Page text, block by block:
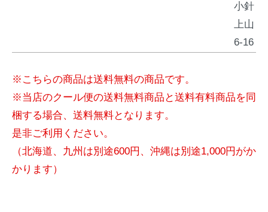
小針
上山
6-16
※こちらの商品は送料無料の商品です。
※当店のクール便の送料無料商品と送料有料商品を同
梱する場合、送料無料となります。
是非ご利用ください。
（北海道、九州は別途600円、沖縄は別途1,000円がか
かります）